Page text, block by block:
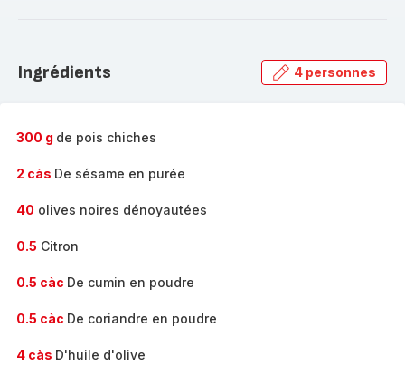
gamme
Ingrédients 4 personnes
300 g de pois chiches
2 càs De sésame en purée
40 olives noires dénoyautées
0.5 Citron
0.5 càc De cumin en poudre
0.5 càc De coriandre en poudre
4 càs D'huile d'olive